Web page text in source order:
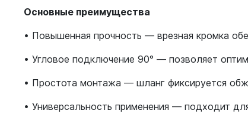
Основные преимущества
• Повышенная прочность — врезная кромка
• Угловое подключение 90° — позволяет
• Простота монтажа — шланг фиксируется
• Универсальность применения — подходит